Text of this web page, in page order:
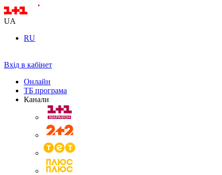
UA
RU
Вхід в кабінет
Онлайн
ТБ програма
Канали